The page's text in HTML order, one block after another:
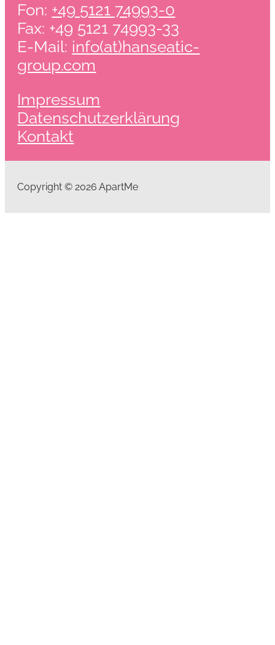
Fon: +49 5121 74993-0
Fax: +49 5121 74993-33
E-Mail: info(at)hanseatic-
group.com
Impressum
Datenschutzerklärung
Kontakt
Copyright © 2026 ApartMe